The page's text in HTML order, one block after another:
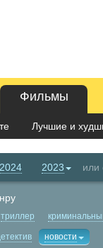
Фильмы
Лучшие и
2024 2023
триллер
новости